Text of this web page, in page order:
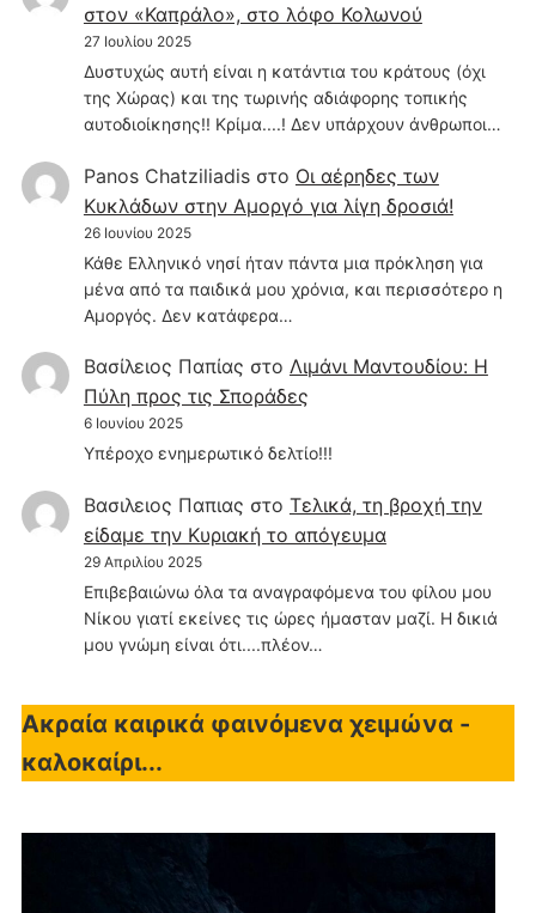
στον «Καπράλο», στο λόφο Κολωνού
27 Ιουλίου 2025
Δυστυχώς αυτή είναι η κατάντια του κράτους (όχι
της Χώρας) και της τωρινής αδιάφορης τοπικής
αυτοδιοίκησης!! Κρίμα....! Δεν υπάρχουν άνθρωποι…
Panos Chatziliadisστο Οι αέρηδες των
Κυκλάδων στην Αμοργό για λίγη δροσιά!
26 Ιουνίου 2025
Κάθε Ελληνικό νησί ήταν πάντα μια πρόκληση για
μένα από τα παιδικά μου χρόνια, και περισσότερο η
Αμοργός. Δεν κατάφερα…
Βασίλειος Παπίας στο Λιμάνι Μαντουδίου: Η
Πύλη προς τις Σποράδες
6 Ιουνίου 2025
Υπέροχο ενημερωτικό δελτίο!!!
Βασιλειος Παπιας στο Τελικά, τη βροχή την
είδαμε την Κυριακή το απόγευμα
29 Απριλίου 2025
Επιβεβαιώνω όλα τα αναγραφόμενα του φίλου μου
Νίκου γιατί εκείνες τις ώρες ήμασταν μαζί. Η δικιά
μου γνώμη είναι ότι....πλέον…
Ακραία καιρικά φαινόμενα χειμώνα -
καλοκαίρι...